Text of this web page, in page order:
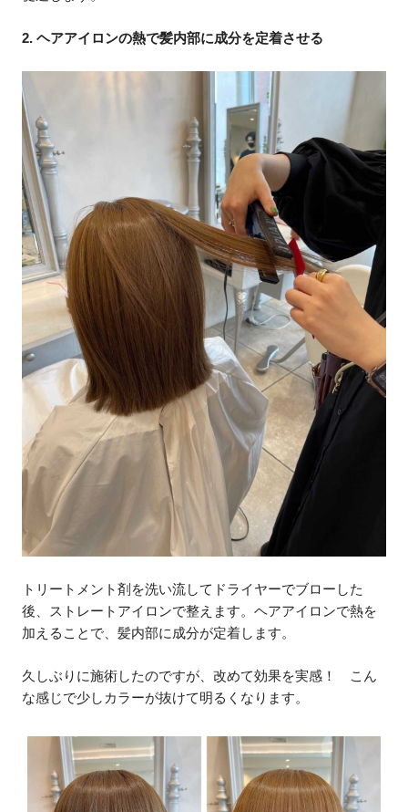
2. ヘアアイロンの熱で髪内部に成分を定着させる
トリートメント剤を洗い流してドライヤーでブローした
後、ストレートアイロンで整えます。ヘアアイロンで熱を
加えることで、髪内部に成分が定着します。
久しぶりに施術したのですが、改めて効果を実感！ こん
な感じで少しカラーが抜けて明るくなります。